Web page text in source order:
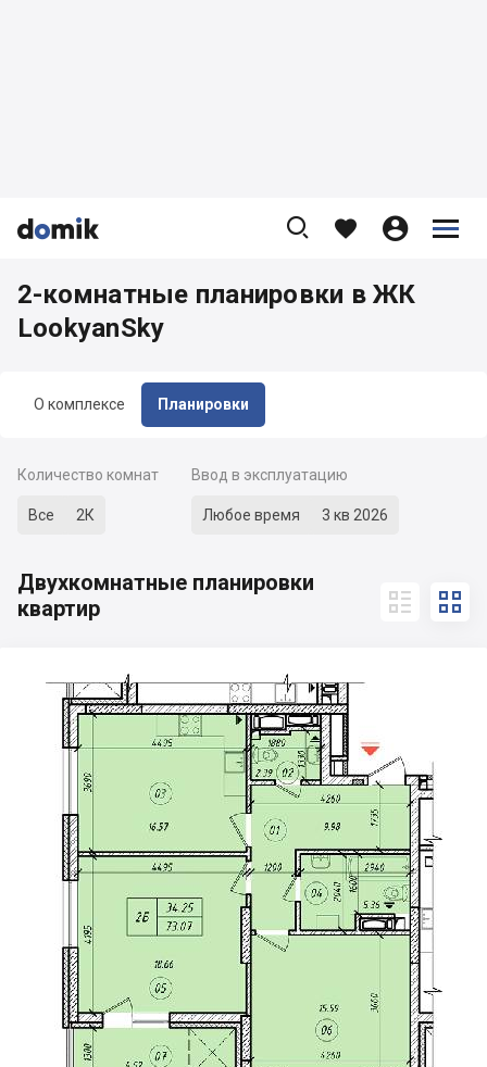


    


О комплексе Планировки
2-комнатные планировки в ЖК
LookyanSky
Количество комнат
Все 2К
Ввод в эксплуатацию
Любое время 3 кв 2026
Двухкомнатные планировки
квартир
 